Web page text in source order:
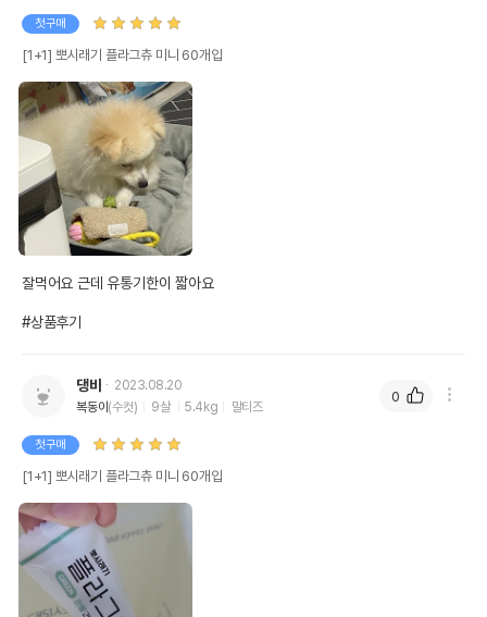
첫구매
[1+1] 뽀시래기 플라그츄 미니 60개입
잘먹어요 근데 유통기한이 짧아요
#상품후기
댕바
2023.08.20
복동이 (수컷) 9살 5.4kg 말티즈
첫구매
[1+1] 뽀시래기 플라그츄 미니 60개입
0